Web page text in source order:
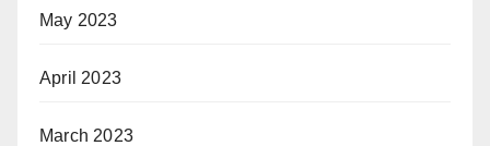
May 2023
April 2023
March 2023